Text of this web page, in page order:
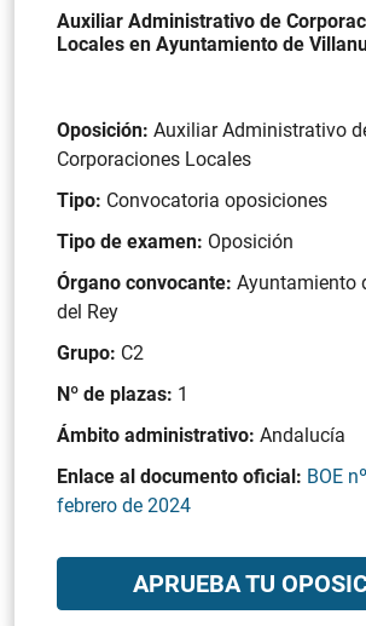
Auxiliar Administrativo de
Locales en Ayuntamiento de
Oposición: Auxiliar Administrativo
Corporaciones Locales
Tipo: Convocatoria oposiciones
Tipo de examen: Oposición
Órgano convocante: Ayuntamiento
del Rey
Grupo: C2
Nº de plazas: 1
Ámbito administrativo: Andalucía
Enlace al documento oficial: BOE
febrero de 2024
APRUEBA TU